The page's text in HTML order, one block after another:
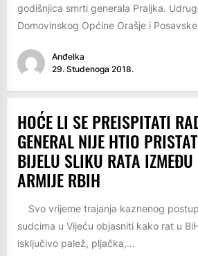
godišnjica smrti generala Praljka.
Domovinskog Općine Orašje i
Anđelka
29. Studenoga 2018.
HOĆE LI SE PREISPITATI
GENERAL NIJE HTIO
BIJELU SLIKU RATA
ARMIJE RBIH
Svo vrijeme trajanja kaznenog
sudcima u Vijeću objasniti kako rat u
isključivo palež, pljačka,...